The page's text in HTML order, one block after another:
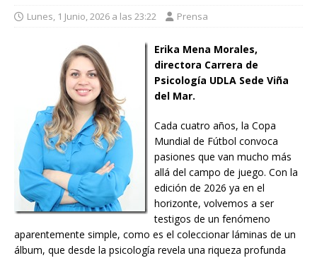
Lunes, 1 Junio, 2026 a las 23:22 Prensa
Erika Mena Morales,
directora Carrera de
Psicología UDLA Sede Viña
del Mar.
Cada cuatro años, la Copa
Mundial de Fútbol convoca
pasiones que van mucho más
allá del campo de juego. Con la
edición de 2026 ya en el
horizonte, volvemos a ser
testigos de un fenómeno
aparentemente simple, como es el coleccionar láminas de un
álbum, que desde la psicología revela una riqueza profunda